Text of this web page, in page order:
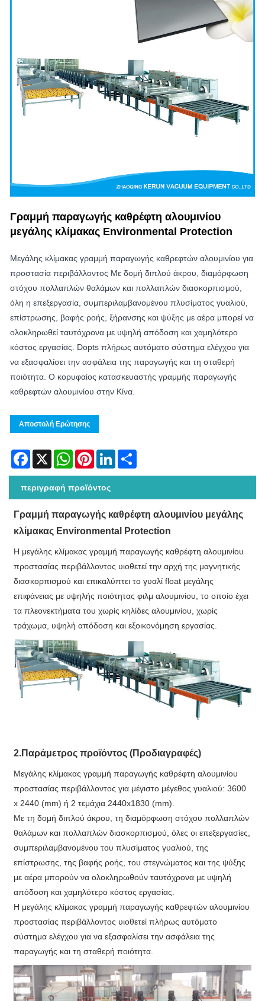
Γραμμή παραγωγής καθρέφτη αλουμινίου
μεγάλης κλίμακας Environmental Protection
Μεγάλης κλίμακας γραμμή παραγωγής καθρεφτών αλουμινίου για
προστασία περιβάλλοντος Με δομή διπλού άκρου, διαμόρφωση
στόχου πολλαπλών θαλάμων και πολλαπλών διασκορπισμού,
όλη η επεξεργασία, συμπεριλαμβανομένου πλυσίματος γυαλιού,
επίστρωσης, βαφής ροής, ξήρανσης και ψύξης με αέρα μπορεί να
ολοκληρωθεί ταυτόχρονα με υψηλή απόδοση και χαμηλότερο
κόστος εργασίας. Dopts πλήρως αυτόματο σύστημα ελέγχου για
να εξασφαλίσει την ασφάλεια της παραγωγής και τη σταθερή
ποιότητα. Ο κορυφαίος κατασκευαστής γραμμής παραγωγής
καθρεφτών αλουμινίου στην Κίνα.
Αποστολή Ερώτησης
Facebook
X WhatsAppPinterestLinkedIn
περιγραφή προϊόντος
Γραμμή παραγωγής καθρέφτη αλουμινίου μεγάλης
κλίμακας Environmental Protection
Η μεγάλης κλίμακας γραμμή παραγωγής καθρέφτη αλουμινίου
προστασίας περιβάλλοντος υιοθετεί την αρχή της μαγνητικής
διασκορπισμού και επικαλύπτει το γυαλί float μεγάλης
επιφάνειας με υψηλής ποιότητας φιλμ αλουμινίου, το οποίο έχει
τα πλεονεκτήματα του χωρίς κηλίδες αλουμινίου, χωρίς
τράχωμα, υψηλή απόδοση και εξοικονόμηση εργασίας.
2.Παράμετρος προϊόντος (Προδιαγραφές)
Μεγάλης κλίμακας γραμμή παραγωγής καθρέφτη αλουμινίου
προστασίας περιβάλλοντος για μέγιστο μέγεθος γυαλιού: 3600
x 2440 (mm) ή 2 τεμάχια 2440x1830 (mm).
Με τη δομή διπλού άκρου, τη διαμόρφωση στόχου πολλαπλών
θαλάμων και πολλαπλών διασκορπισμού, όλες οι επεξεργασίες,
συμπεριλαμβανομένου του πλυσίματος γυαλιού, της
επίστρωσης, της βαφής ροής, του στεγνώματος και της ψύξης
με αέρα μπορούν να ολοκληρωθούν ταυτόχρονα με υψηλή
απόδοση και χαμηλότερο κόστος εργασίας.
Η μεγάλης κλίμακας γραμμή παραγωγής καθρεφτών αλουμινίου
προστασίας περιβάλλοντος υιοθετεί πλήρως αυτόματο
σύστημα ελέγχου για να εξασφαλίσει την ασφάλεια της
παραγωγής και τη σταθερή ποιότητα.